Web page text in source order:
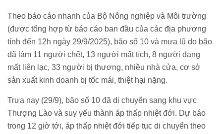
Theo báo cáo nhanh của Bộ Nông nghiệp và Môi trường
(được tổng hợp từ báo cáo ban đầu của các địa phương
tính đến 12h ngày 29/9/2025), bão số 10 và mưa lũ do bão
đã làm 11 người chết, 13 người mất tích, 8 người đang
mất liên lạc, 33 người bị thương, nhiều nhà cửa, cơ sở
sản xuất kinh doanh bị tốc mái, thiệt hại nặng.
Trưa nay (29/9), bão số 10 đã di chuyển sang khu vực
Thượng Lào và suy yếu thành áp thấp nhiệt đới. Dự báo
trong 12 giờ tới, áp thấp nhiệt đới tiếp tục di chuyển theo